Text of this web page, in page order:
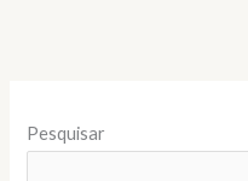
Pesquisar